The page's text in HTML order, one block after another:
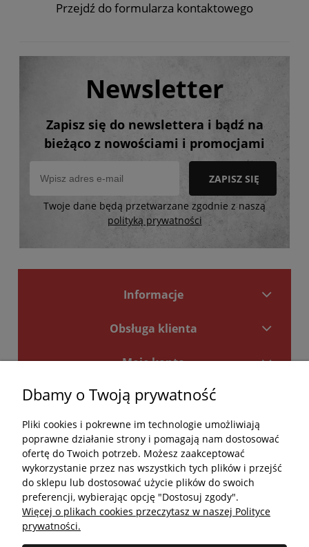
Przejdź do formularza kontaktowego
Newsletter
Zapisz się do newslettera i bądź na
bieżąco z nowościami i promocjami
ZAPISZ SIĘ
Twoje dane będą przetwarzane zgodnie z naszą
polityką prywatności
Informacje
Obsługa klienta
Moje konto
Płatności i dostawa
Kontakt
Kontakt
undefined
Godziny otwarcia salonu:
Dbamy o Twoją prywatność
Pliki cookies i pokrewne im technologie umożliwiają
poprawne działanie strony i pomagają nam dostosować
ofertę do Twoich potrzeb. Możesz zaakceptować
wykorzystanie przez nas wszystkich tych plików i przejść
do sklepu lub dostosować użycie plików do swoich
preferencji, wybierając opcję "Dostosuj zgody".
Więcej o plikach cookies przeczytasz w naszej Polityce
prywatności.